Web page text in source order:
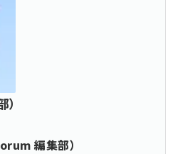
編集部）